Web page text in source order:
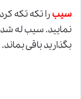
سیبرا تکه تکه
نمایید. سیب له
بگذارید باقی بماند.